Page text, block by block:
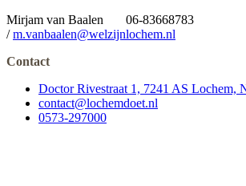
Mirjam van Baalen
06-83668783
/m.vanbaalen@welzijnlochem.nl
Contact
Doctor Rivestraat 1, 7241 AS Lochem,
contact@lochemdoet.nl
0573-297000